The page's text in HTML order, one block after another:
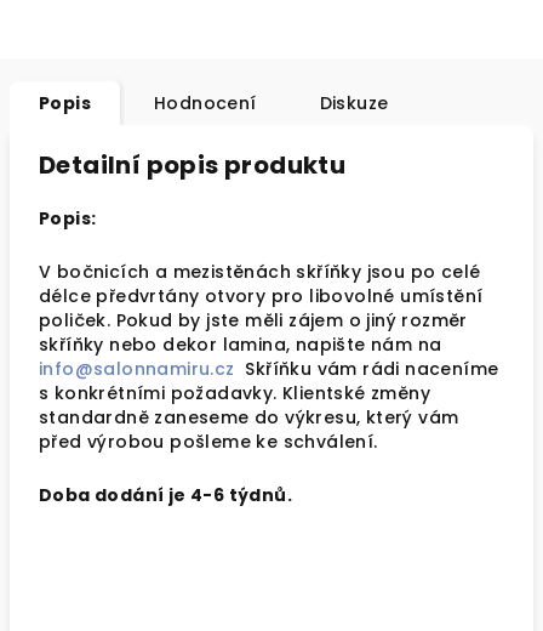
Popis Hodnocení Diskuze
Detailní popis produktu
Popis:
V bočnicích a mezistěnách skříňky jsou po celé
délce předvrtány otvory pro libovolné umístění
poliček. Pokud by jste měli zájem o jiný rozměr
skříňky nebo dekor lamina, napište nám na
info@salonnamiru.cz Skříňku vám rádi naceníme
s konkrétními požadavky. Klientské změny
standardně zaneseme do výkresu, který vám
před výrobou pošleme ke schválení.
Doba dodání je 4-6 týdnů.